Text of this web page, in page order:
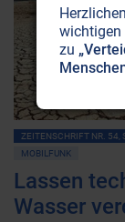
ZEITENSCHRIFT NR. 54,
MOBILFUNK
Lassen
Wasser
wichtigen
zu